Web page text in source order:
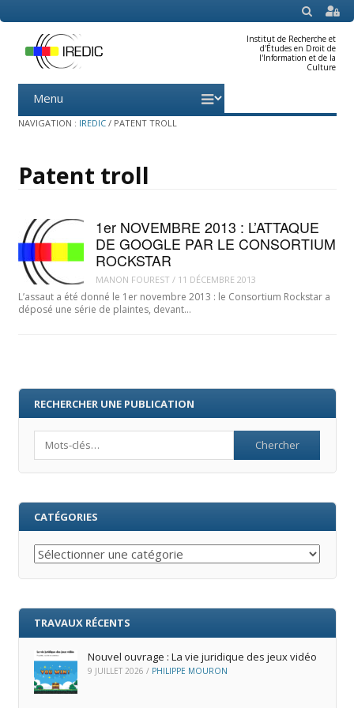
SEARCH
Institut de Recherche et
d'Études en Droit de
l'Information et de la
Culture
Menu
content
NAVIGATION : IREDIC / PATENT TROLL
Patent troll
1er NOVEMBRE 2013 : L’ATTAQUE
DE GOOGLE PAR LE CONSORTIUM
ROCKSTAR
MANON FOUREST / 11 DÉCEMBRE 2013
L’assaut a été donné le 1er novembre 2013 : le Consortium Rockstar a
déposé une série de plaintes, devant…
RECHERCHER UNE PUBLICATION
CATÉGORIES
Catégories
TRAVAUX RÉCENTS
Nouvel ouvrage : La vie juridique des jeux vidéo
9 JUILLET 2026 / PHILIPPE MOURON